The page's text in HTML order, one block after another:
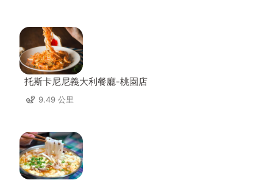
托斯卡尼尼義大利餐廳-桃園店
9.49 公里